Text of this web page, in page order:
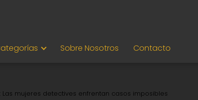
Sobre Nosotros Contacto
Las mujeres detectives enfrentan casos imposibles